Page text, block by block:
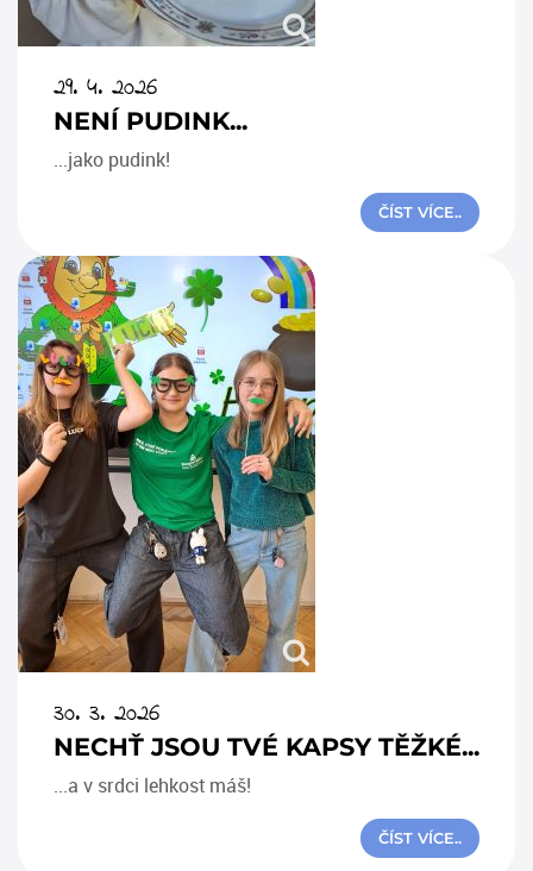
29. 4. 2026
NENÍ PUDINK...
...jako pudink!
ČÍST VÍCE..
30. 3. 2026
NECHŤ JSOU TVÉ KAPSY TĚŽKÉ...
...a v srdci lehkost máš!
ČÍST VÍCE..